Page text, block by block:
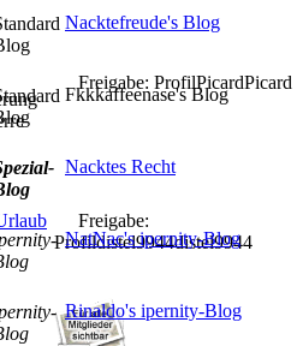
Freigabe: ProfilPicardPicard
Freigabe:
Profildistel9944distel9944
Nacktefreude's Blog
Fkkkaffeenase's Blog
Nacktes Recht
NatNac's ipernity-Blog
Rinaldo's ipernity-Blog